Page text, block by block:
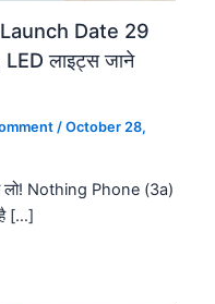
Date 29
LED लाइट्स जाने
/October 28,
लो! Nothing Phone (3a)
[…]